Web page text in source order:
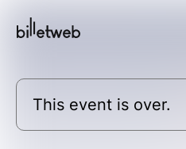
This event is over.